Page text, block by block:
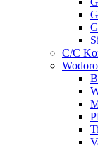
C/C